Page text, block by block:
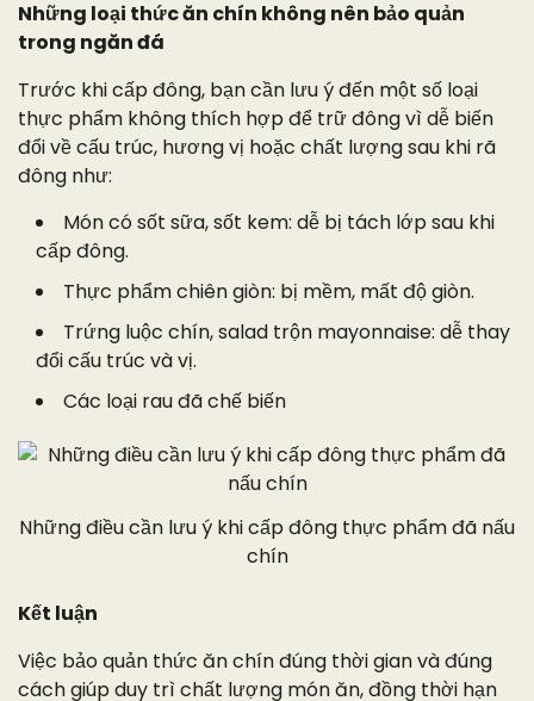
Những loại thức ăn chín không nên bảo quản
trong ngăn đá
Trước khi cấp đông, bạn cần lưu ý đến một số loại
thực phẩm không thích hợp để trữ đông vì dễ biến
đổi về cấu trúc, hương vị hoặc chất lượng sau khi rã
đông như:
Món có sốt sữa, sốt kem: dễ bị tách lớp sau khi
cấp đông.
Thực phẩm chiên giòn: bị mềm, mất độ giòn.
Trứng luộc chín, salad trộn mayonnaise: dễ thay
đổi cấu trúc và vị.
Các loại rau đã chế biến
Những điều cần lưu ý khi cấp đông thực phẩm đã nấu
chín
Kết luận
Việc bảo quản thức ăn chín đúng thời gian và đúng
cách giúp duy trì chất lượng món ăn, đồng thời hạn